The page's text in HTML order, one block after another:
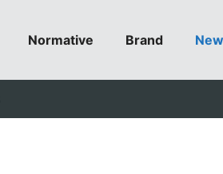
Normative Brand